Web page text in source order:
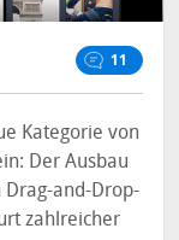
11
Kategorie von
Der Ausbau
and-Drop-
zahlreicher